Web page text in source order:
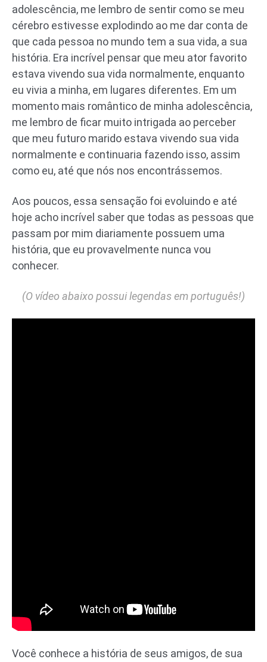
adolescência, me lembro de sentir como se meu
cérebro estivesse explodindo ao me dar conta de
que cada pessoa no mundo tem a sua vida, a sua
história. Era incrível pensar que meu ator favorito
estava vivendo sua vida normalmente, enquanto
eu vivia a minha, em lugares diferentes. Em um
momento mais romântico de minha adolescência,
me lembro de ficar muito intrigada ao perceber
que meu futuro marido estava vivendo sua vida
normalmente e continuaria fazendo isso, assim
como eu, até que nós nos encontrássemos.
Aos poucos, essa sensação foi evoluindo e até
hoje acho incrível saber que todas as pessoas que
passam por mim diariamente possuem uma
história, que eu provavelmente nunca vou
conhecer.
(O vídeo abaixo possui legendas em português!)
Você conhece a história de seus amigos, de sua